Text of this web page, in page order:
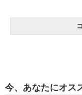
今、あなたにオス